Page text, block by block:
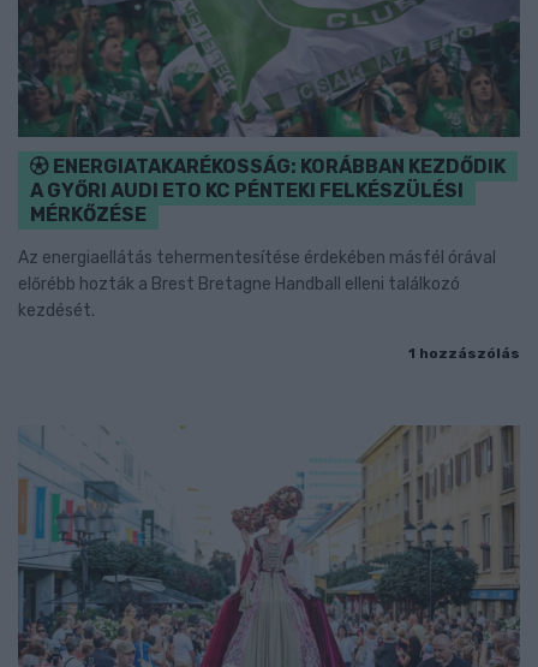
ENERGIATAKARÉKOSSÁG: KORÁBBAN KEZDŐDIK
A GYŐRI AUDI ETO KC PÉNTEKI FELKÉSZÜLÉSI
MÉRKŐZÉSE
Az energiaellátás tehermentesítése érdekében másfél órával
előrébb hozták a Brest Bretagne Handball elleni találkozó
kezdését.
1 hozzászólás